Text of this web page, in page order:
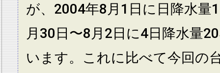
が、2004年8月1日に日降水量
月30日〜8月2日に4日降水量
います。これに比べて今回の